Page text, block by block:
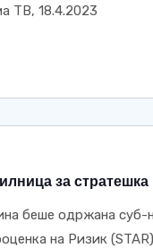
ТВ, 18.4.2023
за
беше одржана суб-
на Ризик